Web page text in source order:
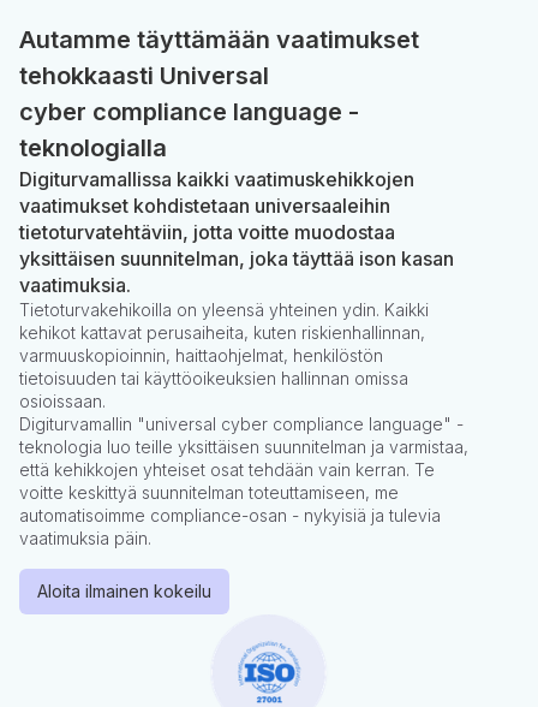
Autamme täyttämään vaatimukset
tehokkaasti Universal
cyber compliance language -
teknologialla
Digiturvamallissa kaikki vaatimuskehikkojen
vaatimukset kohdistetaan universaaleihin
tietoturvatehtäviin, jotta voitte muodostaa
yksittäisen suunnitelman, joka täyttää ison kasan
vaatimuksia.
Tietoturvakehikoilla on yleensä yhteinen ydin. Kaikki
kehikot kattavat perusaiheita, kuten riskienhallinnan,
varmuuskopioinnin, haittaohjelmat, henkilöstön
tietoisuuden tai käyttöoikeuksien hallinnan omissa
osioissaan.
Digiturvamallin "universal cyber compliance language" -
teknologia luo teille yksittäisen suunnitelman ja varmistaa,
että kehikkojen yhteiset osat tehdään vain kerran. Te
voitte keskittyä suunnitelman toteuttamiseen, me
automatisoimme compliance-osan - nykyisiä ja tulevia
vaatimuksia päin.
Aloita ilmainen kokeilu